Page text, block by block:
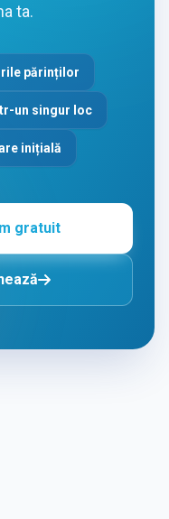
ta.
părinților
un singur loc
inițială
gratuit